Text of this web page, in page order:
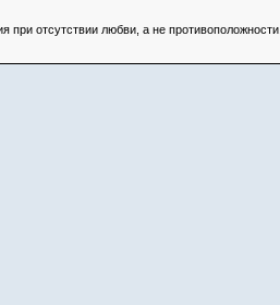
отсутствии любви, а не противоположности.